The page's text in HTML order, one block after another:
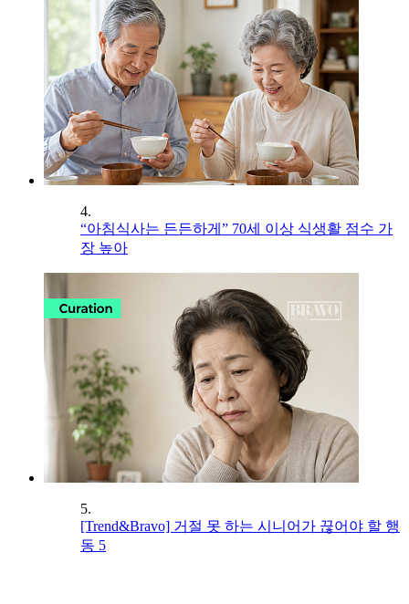
4.
“아침식사는 든든하게” 70세 이상 식생활 점수 가
장 높아
5.
[Trend&Bravo] 거절 못 하는 시니어가 끊어야 할 행
동 5